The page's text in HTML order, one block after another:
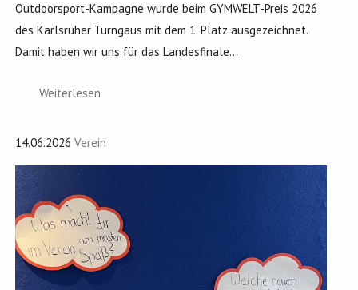
Outdoorsport-Kampagne wurde beim GYMWELT-Preis 2026
des Karlsruher Turngaus mit dem 1. Platz ausgezeichnet.
Damit haben wir uns für das Landesfinale...
Weiterlesen
14.06.2026 Verein